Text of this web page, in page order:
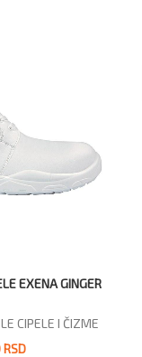
EXENA GINGER
CIPELE I ČIZME